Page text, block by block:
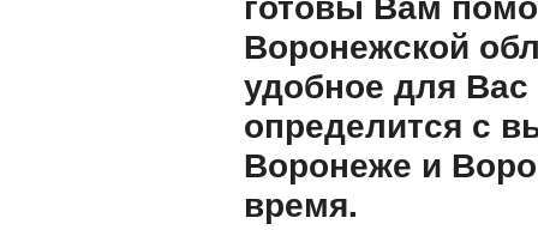
Воронежской
удобное для
определится с
Воронеже и
время.